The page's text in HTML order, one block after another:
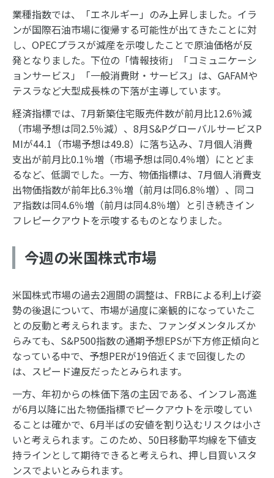
業種指数では、「エネルギー」のみ上昇しました。イラ
ンが国際石油市場に復帰する可能性が出てきたことに対
し、OPECプラスが減産を示唆したことで原油価格が反
発となりました。下位の「情報技術」「コミュニケーシ
ョンサービス」「一般消費財・サービス」は、GAFAMや
テスラなど大型成長株の下落が主導しています。
経済指標では、7月新築住宅販売件数が前月比12.6％減
（市場予想は同2.5％減）、8月S&PグローバルサービスP
MIが44.1（市場予想は49.8）に落ち込み、7月個人消費
支出が前月比0.1％増（市場予想は同0.4％増）にとどま
るなど、低調でした。一方、物価指標は、7月個人消費支
出物価指数が前年比6.3％増（前月は同6.8％増）、同コ
ア指数は同4.6％増（前月は同4.8％増）と引き続きイン
フレピークアウトを示唆するものとなりました。
今週の米国株式市場
米国株式市場の過去2週間の調整は、FRBによる利上げ姿
勢の後退について、市場が過度に楽観的になっていたこ
との反動と考えられます。また、ファンダメンタルズか
らみても、S&P500指数の通期予想EPSが下方修正傾向と
なっている中で、予想PERが19倍近くまで回復したの
は、スピード違反だったとみられます。
一方、年初からの株価下落の主因である、インフレ高進
が6月以降に出た物価指標でピークアウトを示唆してい
ることは確かで、6月半ばの安値を割り込むリスクは小さ
いと考えられます。このため、50日移動平均線を下値支
持ラインとして期待できると考えられ、押し目買いスタ
ンスでよいとみられます。